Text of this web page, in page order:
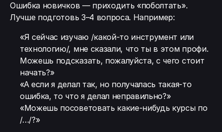
Ошибка новичков — приходить «поболтать».
Лучше подготовь 3–4 вопроса. Например:
«Я сейчас изучаю /какой-то инструмент или
технологию/, мне сказали, что ты в этом профи.
Можешь подсказать, пожалуйста, с чего стоит
начать?»
«А если я делал так, но получалась такая-то
ошибка, то что я делал неправильно?»
«Можешь посоветовать какие-нибудь курсы по
/…/?»